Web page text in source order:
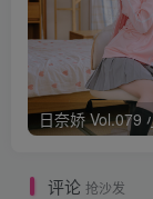
评论 抢沙发